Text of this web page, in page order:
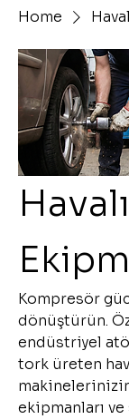
Home
Kompresör
dönüştürün.
endüstriyel
tork üreten
ekipmanları ve